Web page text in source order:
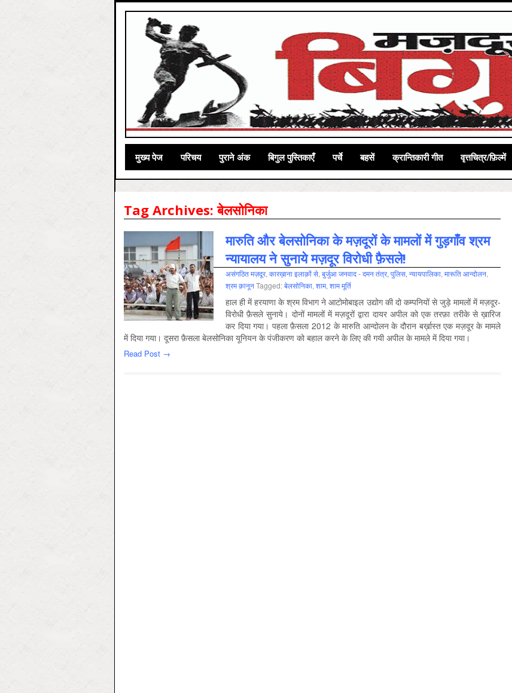
मुख्‍य पेज परिचय पुराने अंक बिगुल पुस्तिकाएँ पर्चे बहसें क्रान्तिकारी गीत वृत्तचित्र/फ़िल्में
Tag Archives:बेलसोनिका
मारुति और बेलसोनिका के मज़दूरों के मामलों में गुड़गाँव श्रम
न्यायालय ने सुनाये मज़दूर विरोधी फ़ैसले!
असंगठित मज़दूर, कारख़ाना इलाक़ों से, बुर्जुआ जनवाद - दमन तंत्र, पुलिस, न्‍यायपालिका, मारूति आन्‍दोलन,
श्रम क़ानूनTagged:बेलसोनिका, शाम, शाम मूर्ति
हाल ही में हरयाणा के श्रम विभाग ने आटोमोबाइल उद्योग की दो कम्पनियों से जुड़े मामलों में मज़दूर-
विरोधी फ़ैसले सुनाये। दोनों मामलों में मज़दूरों द्वारा दायर अपील को एक तरफ़ा तरीके से ख़ारिज
कर दिया गया। पहला फ़ैसला 2012 के मारुति आन्दोलन के दौरान बर्ख़ास्त एक मज़दूर के मामले
में दिया गया। दूसरा फ़ैसला बेलसोनिका यूनियन के पंजीकरण को बहाल करने के लिए की गयी अपील के मामले में दिया गया।
Read Post →